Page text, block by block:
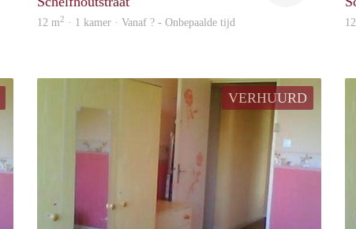
12 m2 · 1 kamer · Vanaf ? - Onbepaalde tijd
VERHUURD